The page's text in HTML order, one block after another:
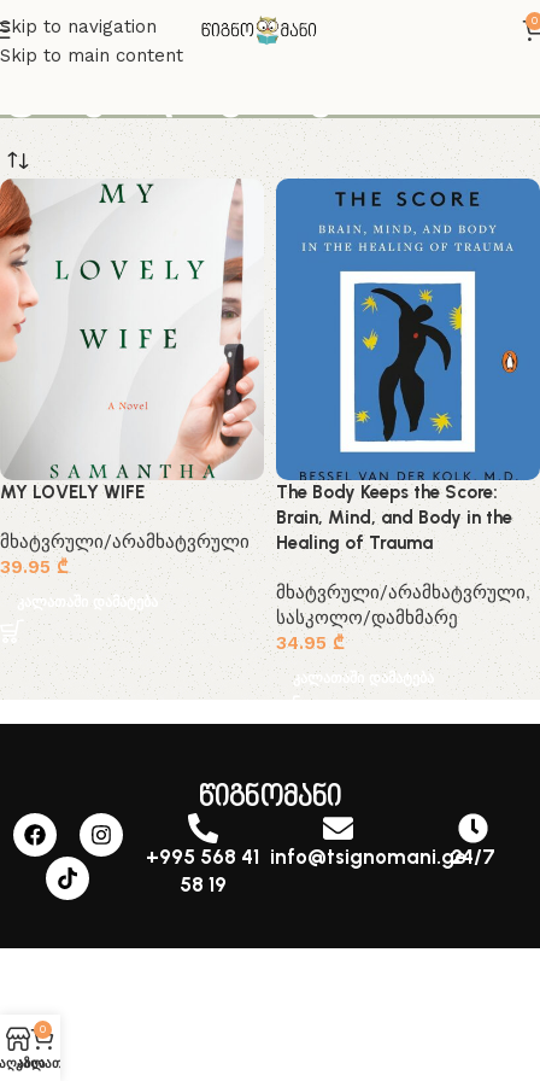
Skip to navigation
Skip to main content
0
MY LOVELY WIFE
მხატვრული/არამხატვრული
39.95 ₾
კალათაში დამატება
The Body Keeps the Score:
Brain, Mind, and Body in the
Healing of Trauma
მხატვრული/არამხატვრული,
სასკოლო/დამხმარე
34.95 ₾
კალათაში დამატება
წიგნომანი
+995 568 41
58 19
info@tsignomani.ge24/7
0
კალათა